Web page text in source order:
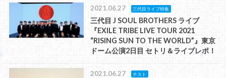
2021.06.27 三代目ライブ特集
三代目 J SOUL BROTHERS ライブ
『EXILE TRIBE LIVE TOUR 2021
“RISING SUN TO THE WORLD”』東京
ドーム公演2日目 セトリ＆ライブレポ！
2021.06.27 テスト